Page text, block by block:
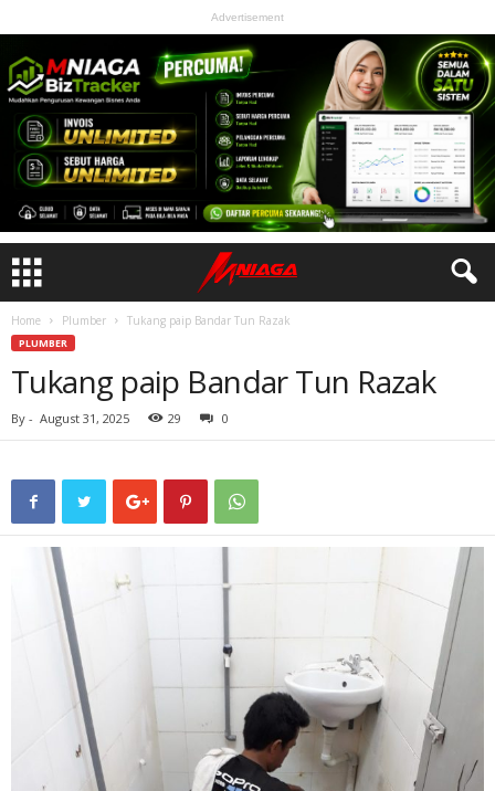
Advertisement
Home Plumber Tukang paip Bandar Tun Razak
PLUMBER
Tukang paip Bandar Tun Razak
By - August 31, 2025 29 0